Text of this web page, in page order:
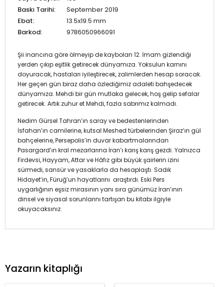
Baskı Tarihi:
September 2019
Ebat:
13.5x19.5 mm
Barkod:
9786050966091
Şii inancına göre ölmeyip de kaybolan 12. İmam gizlendiği
yerden çıkıp eşitlik getirecek dünyamıza. Yoksulun karnını
doyuracak, hastaları iyileştirecek, zalimlerden hesap soracak.
Her geçen gün biraz daha özlediğimiz adaleti bahşedecek
dünyamıza. Mehdi bir gün mutlaka gelecek, hoş gelip sefalar
getirecek. Artık zuhur et Mehdi, fazla sabrımız kalmadı.
Nedim Gürsel Tahran’ın saray ve bedestenlerinden
İsfahan’ın camilerine, kutsal Meshed türbelerinden Şiraz’ın gül
bahçelerine, Persepolis’in duvar kabartmalarından
Pasargard’ın kral mezarlarına İran’ı karış karış gezdi. Yalnızca
Firdevsi, Hayyam, Attar ve Hâfız gibi büyük şairlerin izini
sürmedi, sansür ve yasaklarla da hesaplaştı. Sadık
Hidayet’in, Füruğ’un hayatlarını araştırdı. Eski Pers
uygarlığının eşsiz mirasının yanı sıra günümüz İran’ının
dinsel ve siyasal sorunlarını tartışan bu kitabı ilgiyle
okuyacaksınız.
Yazarın kitaplığı